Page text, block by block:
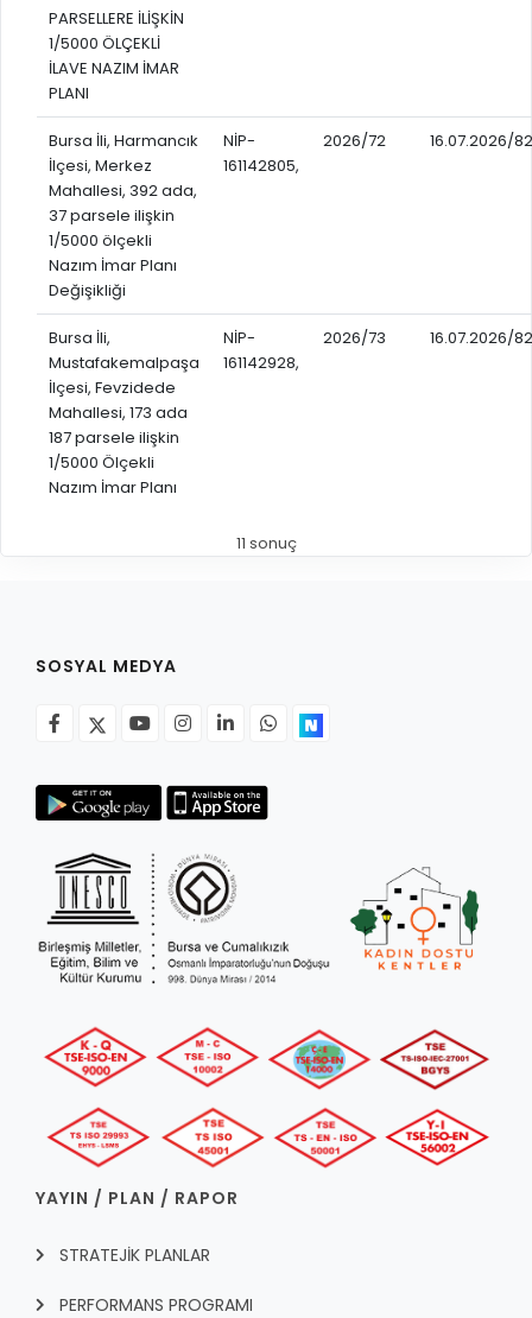
PARSELLERE İLİŞKİN
1/5000 ÖLÇEKLİ
İLAVE NAZIM İMAR
PLANI
Bursa İli, Harmancık
İlçesi, Merkez
Mahallesi, 392 ada,
37 parsele ilişkin
1/5000 ölçekli
Nazım İmar Planı
Değişikliği
NİP-
161142805,
2026/72 16.07.2026/
Bursa İli,
Mustafakemalpaşa
İlçesi, Fevzidede
Mahallesi, 173 ada
187 parsele ilişkin
1/5000 Ölçekli
Nazım İmar Planı
NİP-
161142928,
2026/73 16.07.2026/
11 sonuç
SOSYAL MEDYA
YAYIN / PLAN / RAPOR
STRATEJİK PLANLAR
PERFORMANS PROGRAMI